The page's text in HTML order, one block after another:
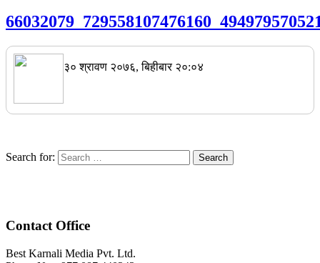
३० श्रावण २०७६, बिहीबार २०:०४
Search for:
Contact Office
Best Karnali Media Pvt. Ltd.